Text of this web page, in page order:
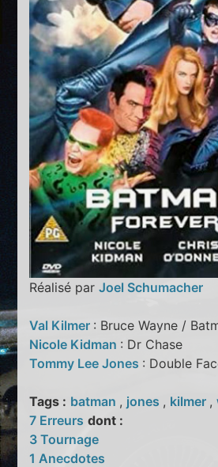
Réalisé parJoel Schumacher
Val Kilmer : Bruce Wayne /
Nicole Kidman : Dr Chase
Tommy Lee Jones : Double
Tags : batman , jones , kilmer ,
7 Erreurs dont :
3 Tournage
1 Anecdotes